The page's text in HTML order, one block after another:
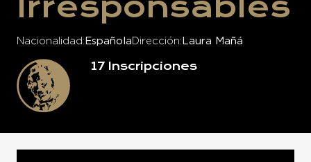
Irresponsables
Nacionalidad Española Dirección Laura Mañá
17 Inscripciones